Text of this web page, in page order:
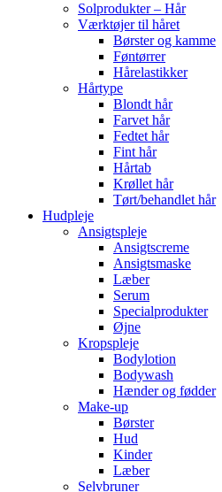
Solprodukter – Hår
Værktøjer til håret
Børster og kamme
Føntørrer
Hårelastikker
Hårtype
Blondt hår
Farvet hår
Fedtet hår
Fint hår
Hårtab
Krøllet hår
Tørt/behandlet hår
Hudpleje
Ansigtspleje
Ansigtscreme
Ansigtsmaske
Læber
Serum
Specialprodukter
Øjne
Kropspleje
Bodylotion
Bodywash
Hænder og fødder
Make-up
Børster
Hud
Kinder
Læber
Selvbruner